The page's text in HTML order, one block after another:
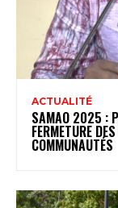
ACTUALITÉ
SAMAO 2025 :
FERMETURE
COMMUNAUTÉS